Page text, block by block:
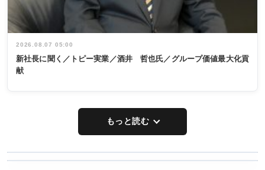
2026.08.07 05:00
新社長に聞く／トピー実業／酒井 哲也氏／グループ価値最大化貢
献
もっと読む